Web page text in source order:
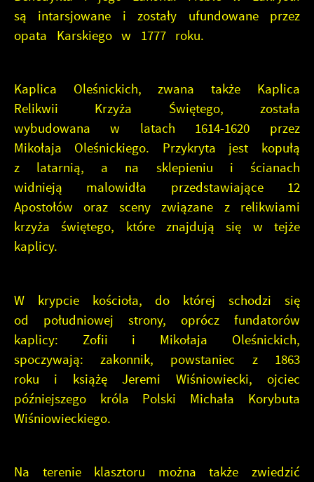
są intarsjowane i zostały ufundowane przez
opata Karskiego w 1777 roku.
Kaplica Oleśnickich, zwana także Kaplica
Relikwii Krzyża Świętego, została
wybudowana w latach 1614-1620 przez
Mikołaja Oleśnickiego. Przykryta jest kopułą
z latarnią, a na sklepieniu i ścianach
widnieją malowidła przedstawiające 12
Apostołów oraz sceny związane z relikwiami
krzyża świętego, które znajdują się w tejże
kaplicy.
W krypcie kościoła, do której schodzi się
od południowej strony, oprócz fundatorów
kaplicy: Zofii i Mikołaja Oleśnickich,
spoczywają: zakonnik, powstaniec z 1863
roku i książę Jeremi Wiśniowiecki, ojciec
późniejszego króla Polski Michała Korybuta
Wiśniowieckiego.
Na terenie klasztoru można także zwiedzić